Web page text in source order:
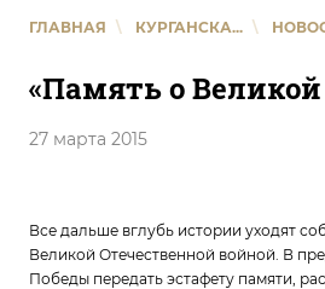
ГЛАВНАЯ \ КУРГАНСКА... \
«Память о
27 марта 2015
Все дальше вглубь истории уходят
Великой Отечественной войной. В
Победы передать эстафету памяти,